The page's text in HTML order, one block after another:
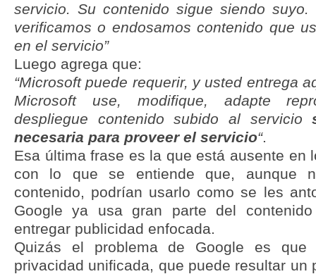
servicio. Su contenido sigue siendo suyo.
verificamos o endosamos contenido que
en el servicio”
Luego agrega que:
“Microsoft puede requerir, y usted entrega
Microsoft use, modifique, adapte
despliegue contenido subido al servicio
necesaria para proveer el servicio“.
Esa última frase es la que está ausente en
con lo que se entiende que, aunque
contenido, podrían usarlo como se les
Google ya usa gran parte del
entregar publicidad enfocada.
Quizás el problema de Google es
privacidad unificada, que puede resultar un